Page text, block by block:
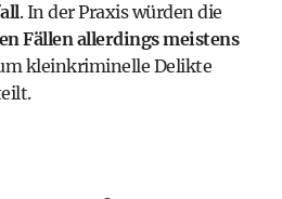
. In der Praxis würden die
Fällen allerdings meistens
kleinkriminelle Delikte